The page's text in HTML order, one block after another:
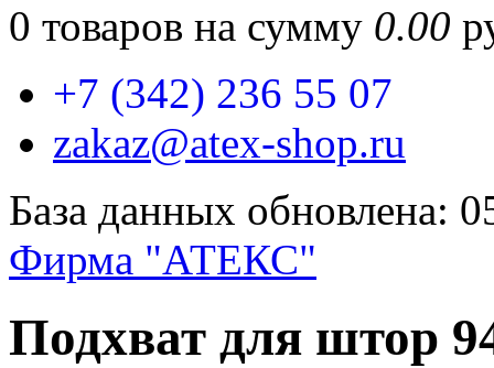
0 товаров на сумму 0.00
+7 (342) 236 55 07
zakaz@atex-shop.ru
База данных обновлена:
Фирма "АТЕКС"
Подхват для штор